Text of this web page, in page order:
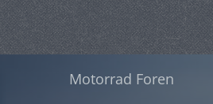
Motorrad Foren